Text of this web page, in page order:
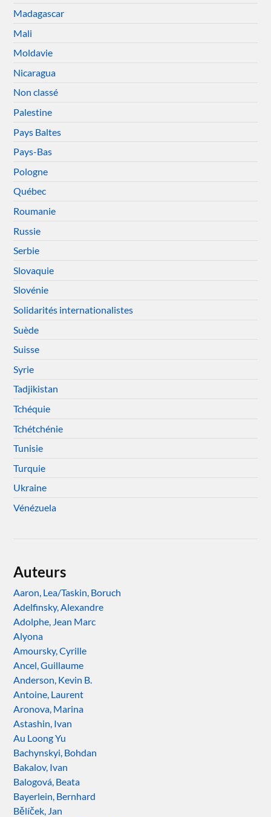
Madagascar
Mali
Moldavie
Nicaragua
Non classé
Palestine
Pays Baltes
Pays-Bas
Pologne
Québec
Roumanie
Russie
Serbie
Slovaquie
Slovénie
Solidarités internationalistes
Suède
Suisse
Syrie
Tadjikistan
Tchéquie
Tchétchénie
Tunisie
Turquie
Ukraine
Vénézuela
Auteurs
Aaron, Lea/Taskin, Boruch
Adelfinsky, Alexandre
Adolphe, Jean Marc
Alyona
Amoursky, Cyrille
Ancel, Guillaume
Anderson, Kevin B.
Antoine, Laurent
Aronova, Marina
Astashin, Ivan
Au Loong Yu
Bachynskyi, Bohdan
Bakalov, Ivan
Balogová, Beata
Bayerlein, Bernhard
Bělíček, Jan